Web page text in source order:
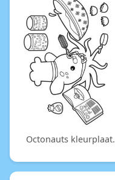
Octonauts kleurplaat.